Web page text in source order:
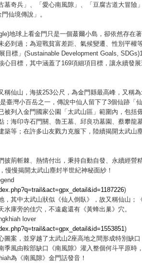
墓奇兵」、「愛心南風隙」、「豆腐古道大冒險
仙境傳說」。
地球上看金門只是一個蕞爾小島，卻依然存在
必到過；為迎戰貧富差距、氣候變遷、性別平權
目標」(Sustainable Development Goals,
心目標，其中涵蓋了169項細項目標，讓永續發
稱仙山，海拔253公尺，為金門縣最高峰，又稱
臺灣小百岳之一，傳說中仙人留下了3個仙跡「仙
被列入金門國家公園「太武山區」範圍內，包括
；海印寺石門關、魯王墓、邱良功墓園、蔡攀龍
築等；在許多山友戮力克服下，陸續揭開太武山
披荊斬棘、熱情付出，秉持自動自發、永續經營
慢慢揭開太武山塵封半世紀神秘面紗！
)
，其中太武山狀似《仙人倒臥》，故又稱仙山；
水庫旁的佳穴，不遠處還有《黃蜂出巢》穴。
lover
)
圖案，並穿越了太武山2座高地之間形成特別缺
季風由鞍部缺口《南風隙》灌入整個何斗平原時
為《南風隙》金門話發音！